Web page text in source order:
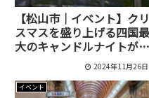
【松山市｜イベント】クリ
スマスを盛り上げる四国最
大のキャンドルナイトが城
山公園で開催！100店舗の
グルメと雑貨のお店も西日
本から集結！
2024年11月26日
イベント